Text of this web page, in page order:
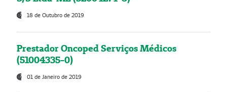
18 de Outubro de 2019
Prestador Oncoped Serviços Médicos
(51004335-0)
01 de Janeiro de 2019